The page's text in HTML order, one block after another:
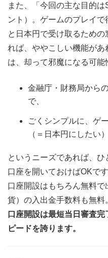
また、「今回の主な目的
ント）。ゲームのプレイ
と日本円で受け取るため
れば、ややこしい機能が
は、却って邪魔になる可能
金融庁・財務局から
で、
ごくシンプルに、ゲ
（＝日本円にしたい）
というニーズであれば、ひ
口座を開いておけばOKです
口座開設はもちろん無料
貨）の入出金手数料も無料
口座開設は最短当日審査
ピードを誇ります。